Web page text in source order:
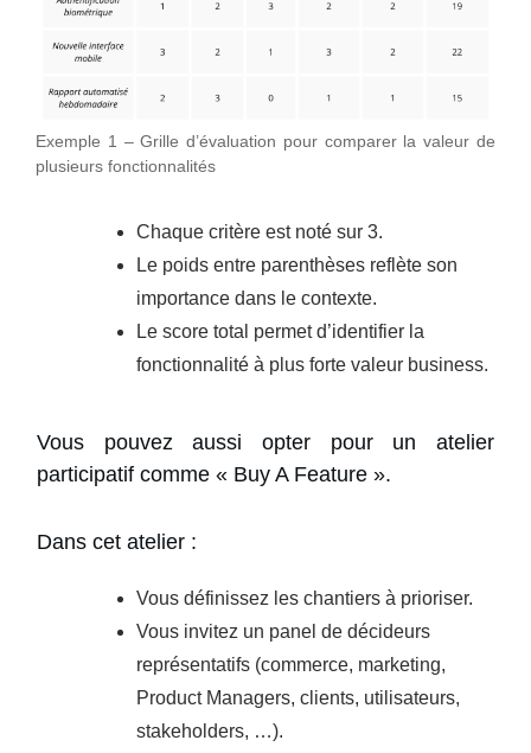
Exemple 1 – Grille d’évaluation pour comparer la valeur de
plusieurs fonctionnalités
Chaque critère est noté sur 3.
Le poids entre parenthèses reflète son
importance dans le contexte.
Le score total permet d’identifier la
fonctionnalité à plus forte valeur business.
Vous pouvez aussi opter pour un atelier
participatif comme « Buy A Feature ».
Dans cet atelier :
Vous définissez les chantiers à prioriser.
Vous invitez un panel de décideurs
représentatifs (commerce, marketing,
Product Managers, clients, utilisateurs,
stakeholders, …).